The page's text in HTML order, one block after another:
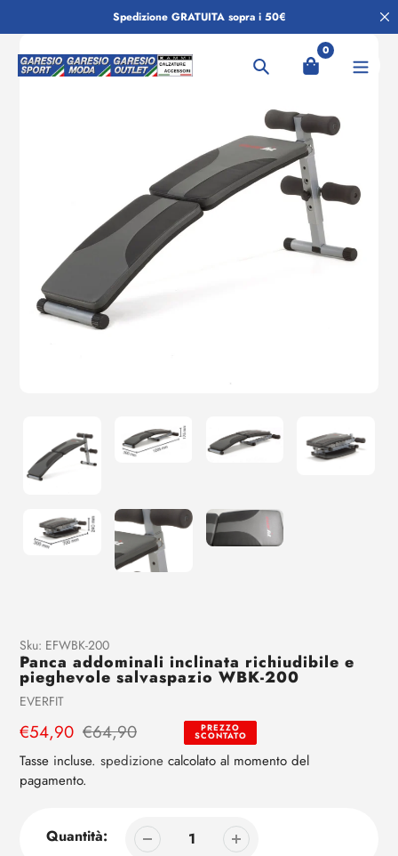
al
contenuto
Spedizione GRATUITA sopra i 50€
Ricerca
0
Aggiunta
di
prodotto
al
tuo
carrello
Sku: EFWBK-200
Panca addominali inclinata richiudibile e
pieghevole salvaspazio WBK-200
Venditrice
EVERFIT
Prezzo
di
vendita
€54,90
Prezzo
regolare
€64,90 PREZZO
SCONTATO
Tasse incluse. spedizione calcolato al momento del
pagamento.
Quantità: